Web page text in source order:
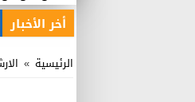
أخر الأخبار
الرئيسية »